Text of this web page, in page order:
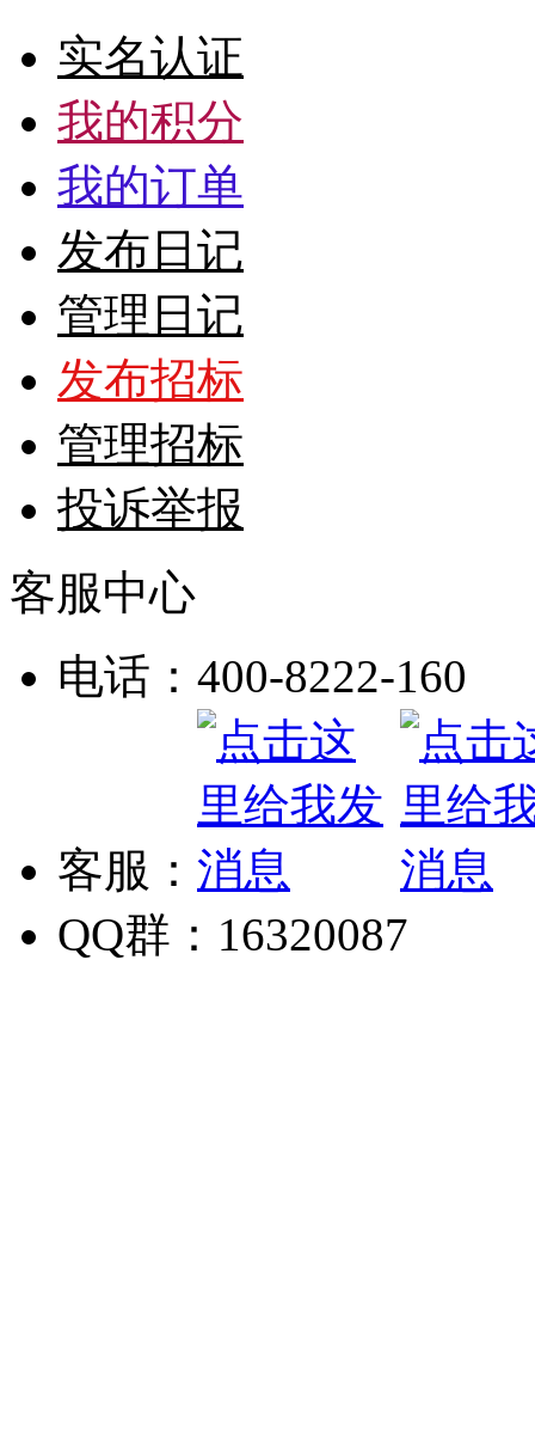
实名认证
我的积分
我的订单
发布日记
管理日记
发布招标
管理招标
投诉举报
客服中心
电话：400-8222-160
客服：
QQ群：16320087